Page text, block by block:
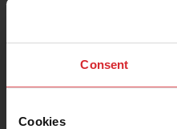
Consent
Cookies
DÉTECTEUR